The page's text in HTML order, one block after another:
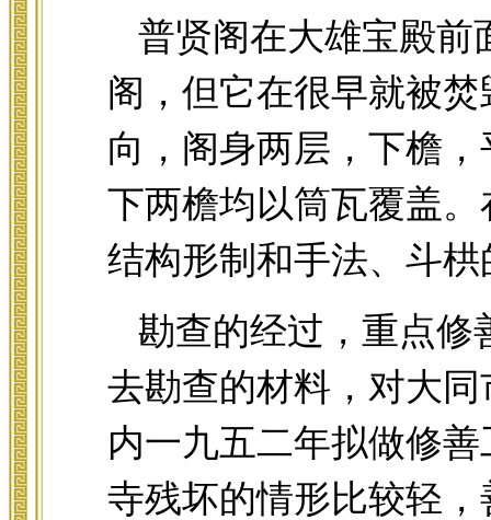
普贤阁在大雄宝殿
阁，但它在很早就被
向，阁身两层，下檐
下两檐均以筒瓦覆盖
结构形制和手法、斗
勘查的经过，重点修
去勘查的材料，对大
内一九五二年拟做修
寺残坏的情形比较轻